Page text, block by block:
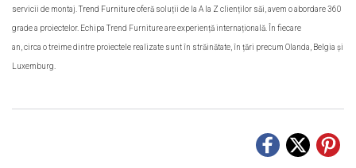
servicii de montaj.Trend Furnitureoferă soluții de la A la Z clienților săi, avem o abordare 360
grade a proiectelor. Echipa Trend Furniture are experiență internațională. În fiecare
an, circa o treime dintre proiectele realizate sunt în străinătate, în țări precum Olanda, Belgia și
Luxemburg.